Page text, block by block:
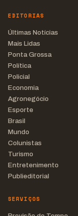
EDITORIAS
Últimas Notícias
Mais Lidas
Ponta Grossa
Política
Policial
Economia
Agronegócio
Esporte
Brasil
Mundo
Colunistas
Turismo
Entretenimento
Publieditorial
SERVIÇOS